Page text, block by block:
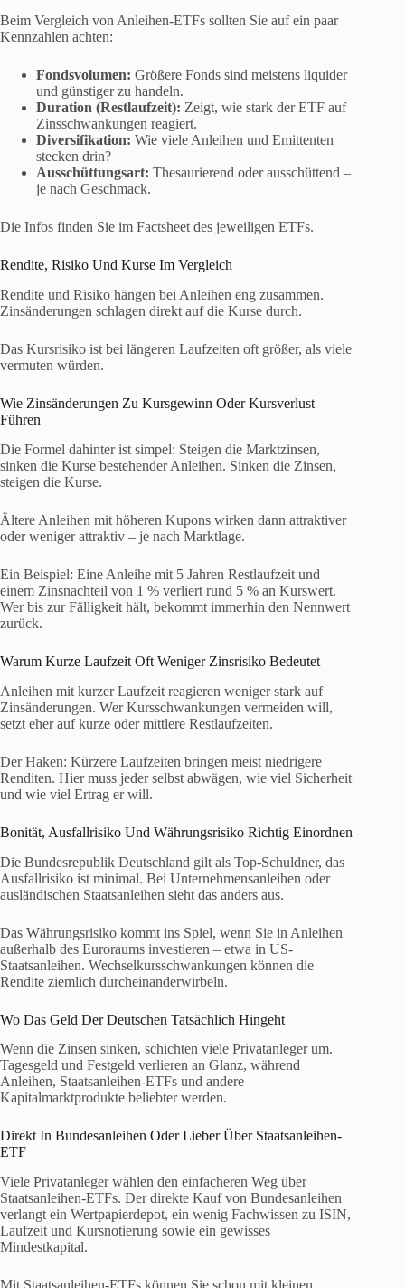
Beim Vergleich von Anleihen-ETFs sollten Sie auf ein paar
Kennzahlen achten:
Fondsvolumen: Größere Fonds sind meistens liquider
und günstiger zu handeln.
Duration (Restlaufzeit): Zeigt, wie stark der ETF auf
Zinsschwankungen reagiert.
Diversifikation: Wie viele Anleihen und Emittenten
stecken drin?
Ausschüttungsart: Thesaurierend oder ausschüttend –
je nach Geschmack.
Die Infos finden Sie im Factsheet des jeweiligen ETFs.
Rendite, Risiko Und Kurse Im Vergleich
Rendite und Risiko hängen bei Anleihen eng zusammen.
Zinsänderungen schlagen direkt auf die Kurse durch.
Das Kursrisiko ist bei längeren Laufzeiten oft größer, als viele
vermuten würden.
Wie Zinsänderungen Zu Kursgewinn Oder Kursverlust
Führen
Die Formel dahinter ist simpel: Steigen die Marktzinsen,
sinken die Kurse bestehender Anleihen. Sinken die Zinsen,
steigen die Kurse.
Ältere Anleihen mit höheren Kupons wirken dann attraktiver
oder weniger attraktiv – je nach Marktlage.
Ein Beispiel: Eine Anleihe mit 5 Jahren Restlaufzeit und
einem Zinsnachteil von 1 % verliert rund 5 % an Kurswert.
Wer bis zur Fälligkeit hält, bekommt immerhin den Nennwert
zurück.
Warum Kurze Laufzeit Oft Weniger Zinsrisiko Bedeutet
Anleihen mit kurzer Laufzeit reagieren weniger stark auf
Zinsänderungen. Wer Kursschwankungen vermeiden will,
setzt eher auf kurze oder mittlere Restlaufzeiten.
Der Haken: Kürzere Laufzeiten bringen meist niedrigere
Renditen. Hier muss jeder selbst abwägen, wie viel Sicherheit
und wie viel Ertrag er will.
Bonität, Ausfallrisiko Und Währungsrisiko Richtig Einordnen
Die Bundesrepublik Deutschland gilt als Top-Schuldner, das
Ausfallrisiko ist minimal. Bei Unternehmensanleihen oder
ausländischen Staatsanleihen sieht das anders aus.
Das Währungsrisiko kommt ins Spiel, wenn Sie in Anleihen
außerhalb des Euroraums investieren – etwa in US-
Staatsanleihen. Wechselkursschwankungen können die
Rendite ziemlich durcheinanderwirbeln.
Wo Das Geld Der Deutschen Tatsächlich Hingeht
Wenn die Zinsen sinken, schichten viele Privatanleger um.
Tagesgeld und Festgeld verlieren an Glanz, während
Anleihen, Staatsanleihen-ETFs und andere
Kapitalmarktprodukte beliebter werden.
Direkt In Bundesanleihen Oder Lieber Über Staatsanleihen-
ETF
Viele Privatanleger wählen den einfacheren Weg über
Staatsanleihen-ETFs. Der direkte Kauf von Bundesanleihen
verlangt ein Wertpapierdepot, ein wenig Fachwissen zu ISIN,
Laufzeit und Kursnotierung sowie ein gewisses
Mindestkapital.